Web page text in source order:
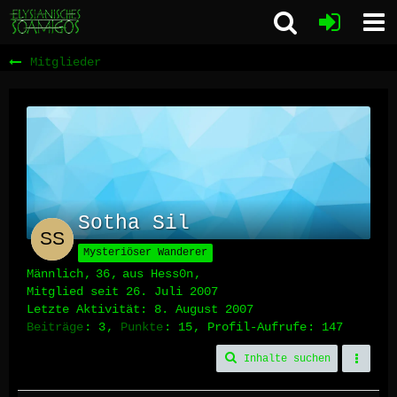
Mitglieder
Sotha Sil
Mysteriöser Wanderer
Männlich 36
aus Hess0n
Mitglied seit 26. Juli 2007
Letzte Aktivität: 8. August 2007
Beiträge
3 Punkte 15 Profil-Aufrufe 147
Inhalte suchen